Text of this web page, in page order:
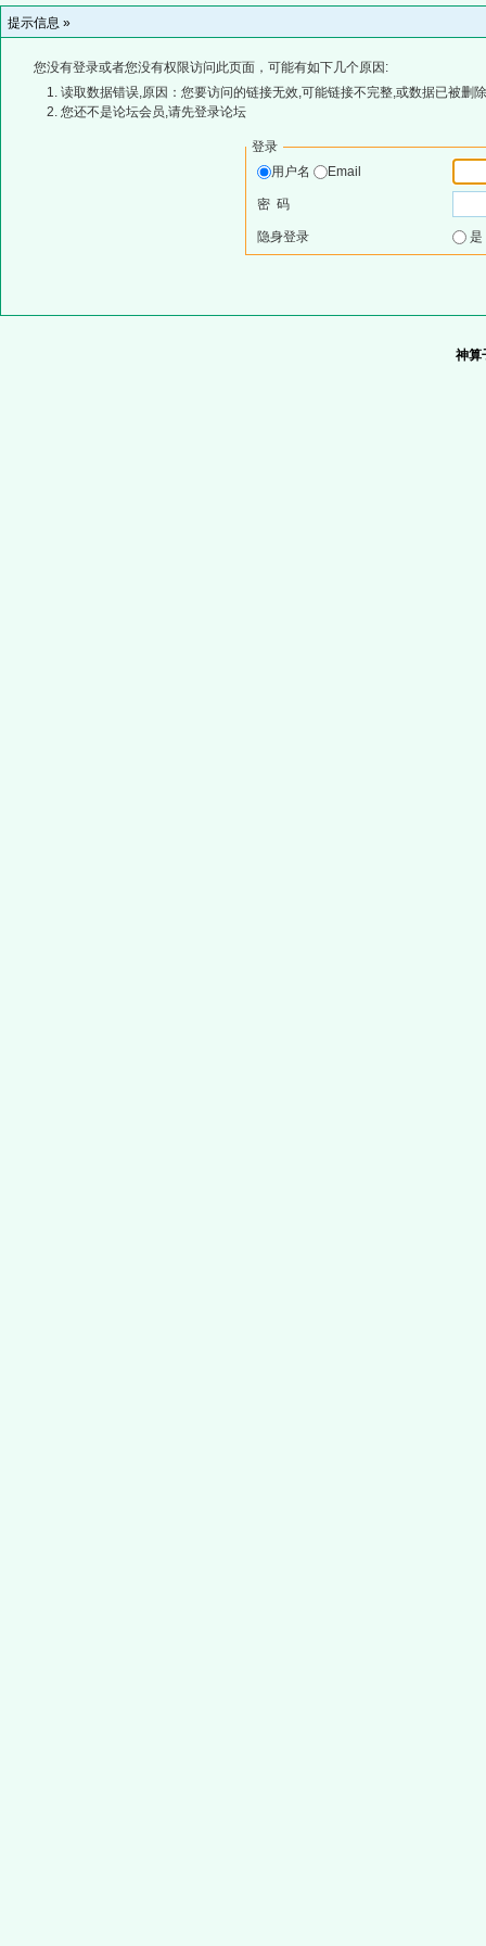
提示信息 »
您没有登录或者您没有权限访问此页面，可能有如下几个原因:
读取数据错误,原因：您要访问的链接无效,可能链接不完整,或数据已被删
您还不是论坛会员,请先登录论坛
登录
用户名
Email
密 码
隐身登录
神算